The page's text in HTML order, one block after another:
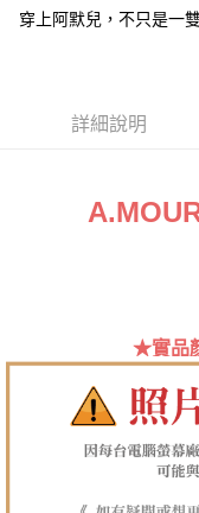
便利好安心！
１．簡單：不需註冊會員
【「AFTEE先享後付」結
１．於結帳方式選擇「
３．收到繳費通知簡訊後
ATM／網路銀行／等多元
購買商品的店家。未經商
※ 交易是否成功請以「
https://
【注意事項】
１．透過由恩沛科技股份
權轉讓予恩沛科技股份有
２．關於個人資料處理事
https://aftee.tw/terms/
每筆NT$60，滿
每筆NT$60，滿
每筆NT$60，滿
每筆NT$100，滿
郵局(離島專用)
穿上阿默兒，不只是一
詳細說明
★實品